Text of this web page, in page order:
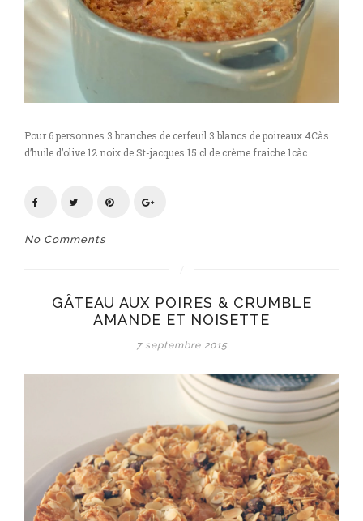
Pour 6 personnes 3 branches de cerfeuil 3 blancs de poireaux 4Càs
d’huile d’olive 12 noix de St-jacques 15 cl de crème fraiche 1càc
No Comments
GÂTEAU AUX POIRES & CRUMBLE
AMANDE ET NOISETTE
7 septembre 2015